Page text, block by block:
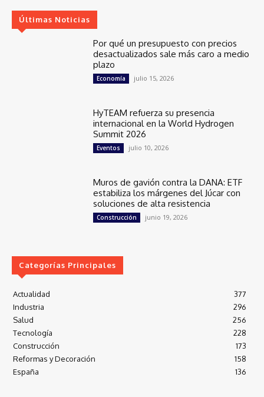
Últimas Noticias
Por qué un presupuesto con precios
desactualizados sale más caro a medio
plazo
Economía julio 15, 2026
HyTEAM refuerza su presencia
internacional en la World Hydrogen
Summit 2026
Eventos julio 10, 2026
Muros de gavión contra la DANA: ETF
estabiliza los márgenes del Júcar con
soluciones de alta resistencia
Construcción junio 19, 2026
Categorías Principales
Actualidad
377
Industria
296
Salud
256
Tecnología
228
Construcción
173
Reformas y Decoración
158
España
136